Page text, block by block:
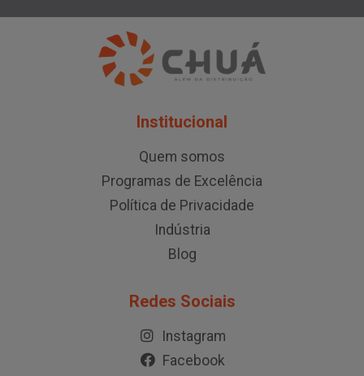
Institucional
Quem somos
Programas de Excelência
Política de Privacidade
Indústria
Blog
Redes Sociais
Instagram
Facebook